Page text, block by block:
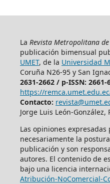
La Revista Metropolitana
publicación bimensual
UMET, de la Universidad
Coruña N26-95 y San
2631-2662 / p-ISSN:
https://
Contacto:
Jorge Luis León-González,
Las opiniones
necesariamente la
publicación y son
autores. El contenido de
bajo una licencia
Atribución-NoComercial-